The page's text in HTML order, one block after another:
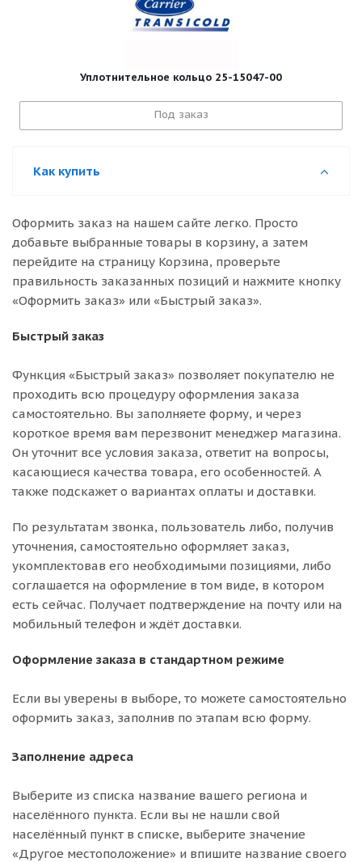
Уплотнительное кольцо 25-15047-00
Под заказ
Как купить
Оформить заказ на нашем сайте легко. Просто
добавьте выбранные товары в корзину, а затем
перейдите на страницу Корзина, проверьте
правильность заказанных позиций и нажмите кнопку
«Оформить заказ» или «Быстрый заказ».
Быстрый заказ
Функция «Быстрый заказ» позволяет покупателю не
проходить всю процедуру оформления заказа
самостоятельно. Вы заполняете форму, и через
короткое время вам перезвонит менеджер магазина.
Он уточнит все условия заказа, ответит на вопросы,
касающиеся качества товара, его особенностей. А
также подскажет о вариантах оплаты и доставки.
По результатам звонка, пользователь либо, получив
уточнения, самостоятельно оформляет заказ,
укомплектовав его необходимыми позициями, либо
соглашается на оформление в том виде, в котором
есть сейчас. Получает подтверждение на почту или на
мобильный телефон и ждёт доставки.
Оформление заказа в стандартном режиме
Если вы уверены в выборе, то можете самостоятельно
оформить заказ, заполнив по этапам всю форму.
Заполнение адреса
Выберите из списка название вашего региона и
населённого пункта. Если вы не нашли свой
населённый пункт в списке, выберите значение
«Другое местоположение» и впишите название своего